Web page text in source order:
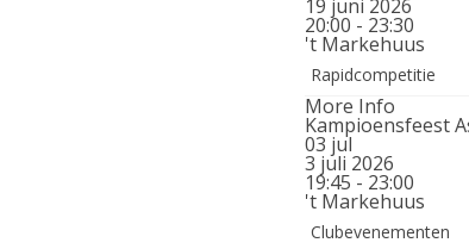
19 juni 2026
20:00 - 23:30
't Markehuus
Rapidcompetitie
More Info
Kampioensfeest
03 jul
3 juli 2026
19:45 - 23:00
't Markehuus
Clubevenementen